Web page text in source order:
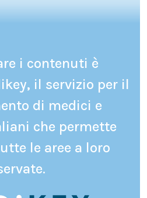
i contenuti è
il servizio per il
di medici e
che permette
le aree a loro